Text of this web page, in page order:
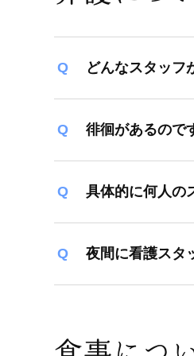
どんなスタッフ
徘徊があるので
具体的に何人の
夜間に看護スタ